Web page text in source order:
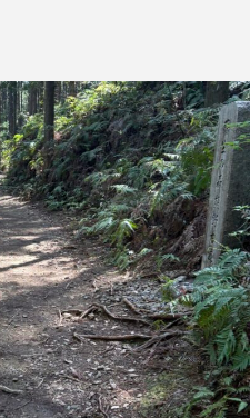
W杯の優勝を目指す日
本代表と目標設定
admin
2026.07.17